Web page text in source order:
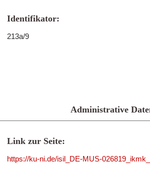
Identifikator:
213a/9
Administrative
Link zur Seite:
https://ku-ni.de/isil_DE-MUS-